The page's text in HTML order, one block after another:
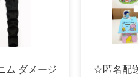
ム ダメージ
☆匿名配